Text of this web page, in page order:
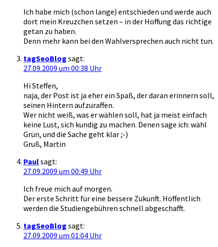
Ich habe mich (schon lange) entschieden und werde auch
dort mein Kreuzchen setzen – in der Hoffung das richtige
getan zu haben.
Denn mehr kann bei den Wahlversprechen auch nicht tun.
tagSeoBlog sagt:
27.09.2009 um 00:38 Uhr
Hi Steffen,
naja, der Post ist ja eher ein Spaß, der daran erinnern soll,
seinen Hintern aufzuraffen.
Wer nicht weiß, was er wählen soll, hat ja meist einfach
keine Lust, sich kundig zu machen. Denen sage ich: wähl
Grün, und die Sache geht klar ;-)
Gruß, Martin
Paulsagt:
27.09.2009 um 00:49 Uhr
Ich freue mich auf morgen.
Der erste Schritt für eine bessere Zukunft. Hoffentlich
werden die Studiengebühren schnell abgeschafft.
tagSeoBlog sagt:
27.09.2009 um 01:04 Uhr